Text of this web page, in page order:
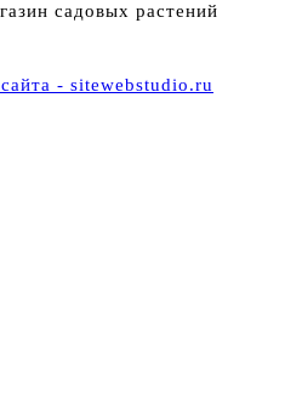
садовых растений
- sitewebstudio.ru